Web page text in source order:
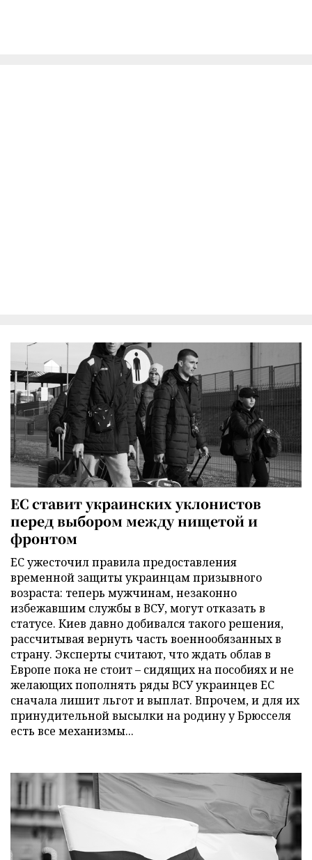
ЕС ставит украинских уклонистов
перед выбором между нищетой и
фронтом
ЕС ужесточил правила предоставления
временной защиты украинцам призывного
возраста: теперь мужчинам, незаконно
избежавшим службы в ВСУ, могут отказать в
статусе. Киев давно добивался такого решения,
рассчитывая вернуть часть военнообязанных в
страну. Эксперты считают, что ждать облав в
Европе пока не стоит – сидящих на пособиях и не
желающих пополнять ряды ВСУ украинцев ЕС
сначала лишит льгот и выплат. Впрочем, и для их
принудительной высылки на родину у Брюсселя
есть все механизмы...